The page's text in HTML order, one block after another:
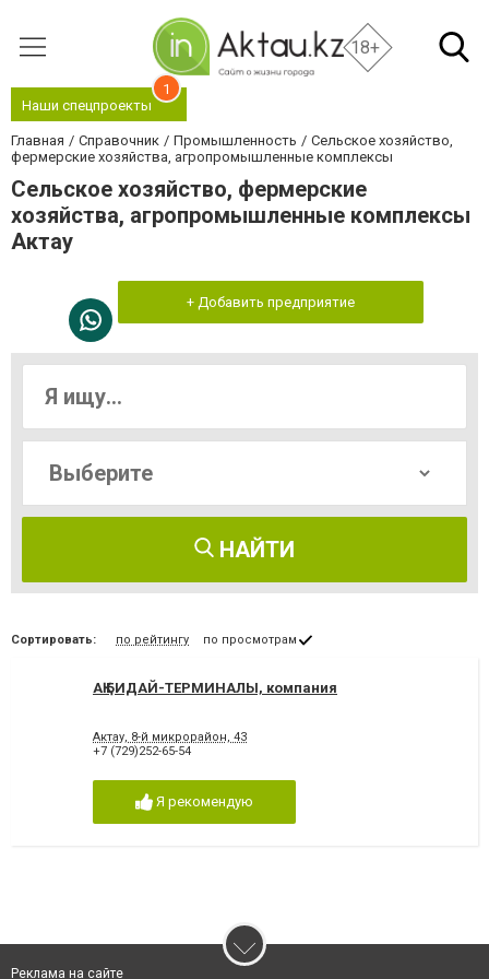
18+
Наши спецпроекты
1
Главная Справочник Промышленность
Сельское хозяйство,
фермерские хозяйства, агропромышленные комплексы
Сельское хозяйство, фермерские
хозяйства, агропромышленные комплексы
Актау
+ Добавить предприятие
НАЙТИ
Сортировать: по рейтингу по просмотрам
АҚ БИДАЙ-ТЕРМИНАЛЫ, компания
Актау, 8-й микрорайон, 43
+7 (729)252-65-54
Я рекомендую
Реклама на сайте